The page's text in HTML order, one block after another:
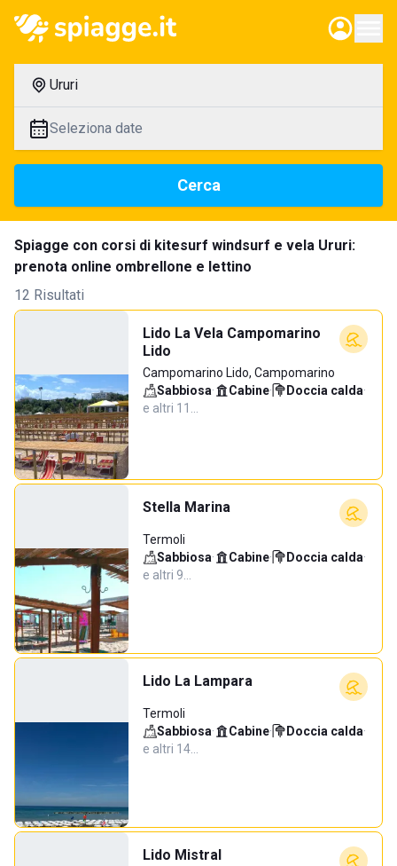
Ururi
Seleziona date
Cerca
Spiagge con corsi di kitesurf windsurf e vela Ururi:
prenota online ombrellone e lettino
12 Risultati
Lido La Vela Campomarino
Lido
Campomarino Lido, Campomarino
Sabbiosa· Cabine· Doccia calda·
e altri 11…
Stella Marina
Termoli
Sabbiosa· Cabine· Doccia calda·
e altri 9…
Lido La Lampara
Termoli
Sabbiosa· Cabine· Doccia calda·
e altri 14…
Lido Mistral